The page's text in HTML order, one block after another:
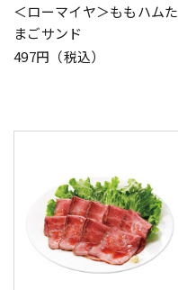
＜ローマイヤ＞ももハムた
まごサンド
497円（税込）